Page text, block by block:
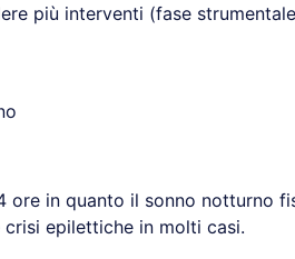
più interventi (fase
ore in quanto il sonno notturno
epilettiche in molti casi.